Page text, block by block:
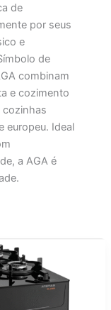
de
por seus
e
de
combinam
e cozimento
cozinhas
europeu. Ideal
a AGA é